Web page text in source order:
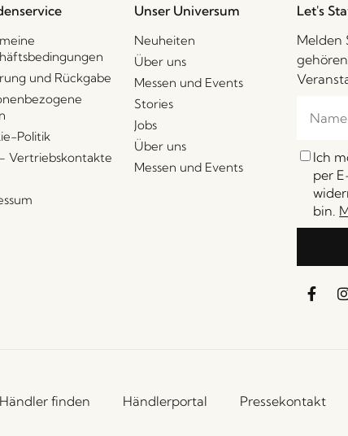
und Rückgabe
Politik
Vertriebskontakte
Unser Universum
Neuheiten
Über uns
Messen und Events
Stories
Jobs
Über uns
Messen und Events
Let's
Melden
Ich
per
bin.
Händler finden Händlerportal Pressekontakt